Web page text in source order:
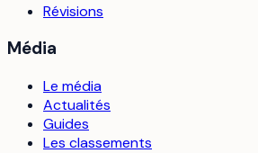
Révisions
Média
Le média
Actualités
Guides
Les classements